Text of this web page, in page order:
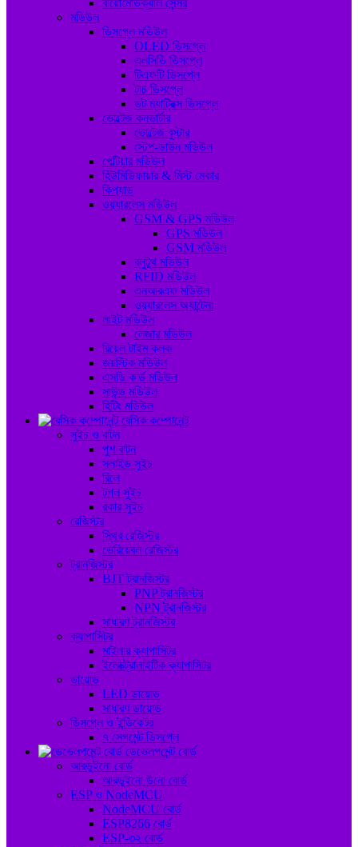
বায়োমেডিক্যাল সেন্সর
মডিউল
ডিসপ্লে মডিউল
OLED ডিসপ্লে
এলসিডি ডিসপ্লে
টিএফটি ডিসপ্লে
টাচ ডিসপ্লে
ডট ম্যাট্রিক্স ডিসপ্লে
ভোল্টেজ কনভার্টার
ভোল্টেজ বুস্টার
স্টেপ-ডাউন মডিউল
পেল্টিয়ার মডিউল
হিউমিডিফায়ার & মিস্ট মেকার
কিপ্যাড
ওয়্যারলেস মডিউল
GSM & GPS মডিউল
GPS মডিউল
GSM মডিউল
ব্লুটুথ মডিউল
RFID মডিউল
এনআরএফ মডিউল
ওয়্যারলেস অ্যান্টেনা
লাইট মডিউল
লেজার মডিউল
রিয়েল টাইম ক্লক
জয়স্টিক মডিউল
এসডি কার্ড মডিউল
সাউন্ড মডিউল
হিটিং মডিউল
বেসিক কম্পোনেন্ট
সুইচ ও বাটন
পুশ বাটন
স্লাইড সুইচ
রিলে
টগল সুইচ
রকার সুইচ
রেজিস্টর
স্থির রেজিস্টর
ভেরিয়েবল রেজিস্টর
ট্রানজিস্টর
BJT ট্রানজিস্টর
PNP ট্রানজিস্টর
NPN ট্রানজিস্টর
সাধারণ ট্রানজিস্টর
ক্যাপাসিটর
মাইলার ক্যাপাসিটর
ইলেক্ট্রোলাইটিক ক্যাপাসিটর
ডায়োড
LED ডায়োড
সাধারণ ডায়োড
ডিসপ্লে ও ইন্ডিকেটর
৭ সেগমেন্ট ডিসপ্লে
ডেভেলপমেন্ট বোর্ড
আরডুইনো বোর্ড
আরডুইনো উনো বোর্ড
ESP ও NodeMCU
NodeMCU বোর্ড
ESP8266 বোর্ড
ESP-৩২ বোর্ড